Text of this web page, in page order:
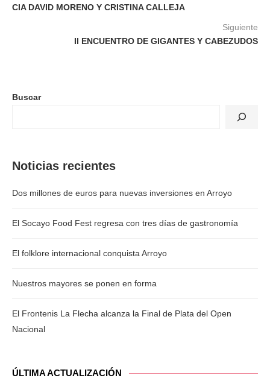
CIA DAVID MORENO Y CRISTINA CALLEJA
Siguiente
II ENCUENTRO DE GIGANTES Y CABEZUDOS
Buscar
Noticias recientes
Dos millones de euros para nuevas inversiones en Arroyo
El Socayo Food Fest regresa con tres días de gastronomía
El folklore internacional conquista Arroyo
Nuestros mayores se ponen en forma
El Frontenis La Flecha alcanza la Final de Plata del Open
Nacional
ÚLTIMA ACTUALIZACIÓN